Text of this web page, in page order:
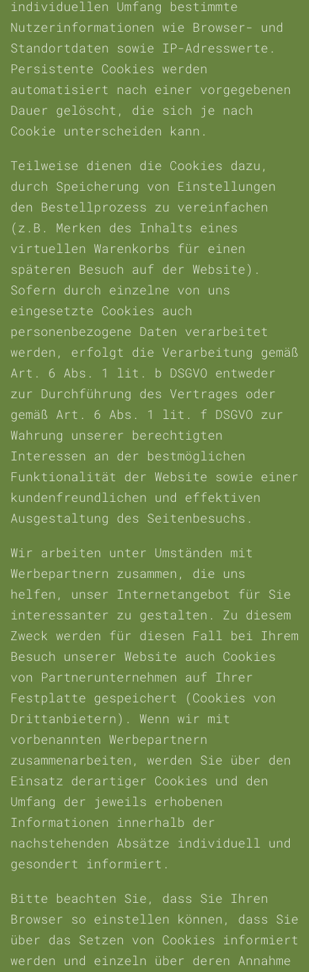
individuellen Umfang bestimmte
Nutzerinformationen wie Browser- und
Standortdaten sowie IP-Adresswerte.
Persistente Cookies werden
automatisiert nach einer vorgegebenen
Dauer gelöscht, die sich je nach
Cookie unterscheiden kann.
Teilweise dienen die Cookies dazu,
durch Speicherung von Einstellungen
den Bestellprozess zu vereinfachen
(z.B. Merken des Inhalts eines
virtuellen Warenkorbs für einen
späteren Besuch auf der Website).
Sofern durch einzelne von uns
eingesetzte Cookies auch
personenbezogene Daten verarbeitet
werden, erfolgt die Verarbeitung gemäß
Art. 6 Abs. 1 lit. b DSGVO entweder
zur Durchführung des Vertrages oder
gemäß Art. 6 Abs. 1 lit. f DSGVO zur
Wahrung unserer berechtigten
Interessen an der bestmöglichen
Funktionalität der Website sowie einer
kundenfreundlichen und effektiven
Ausgestaltung des Seitenbesuchs.
Wir arbeiten unter Umständen mit
Werbepartnern zusammen, die uns
helfen, unser Internetangebot für Sie
interessanter zu gestalten. Zu diesem
Zweck werden für diesen Fall bei Ihrem
Besuch unserer Website auch Cookies
von Partnerunternehmen auf Ihrer
Festplatte gespeichert (Cookies von
Drittanbietern). Wenn wir mit
vorbenannten Werbepartnern
zusammenarbeiten, werden Sie über den
Einsatz derartiger Cookies und den
Umfang der jeweils erhobenen
Informationen innerhalb der
nachstehenden Absätze individuell und
gesondert informiert.
Bitte beachten Sie, dass Sie Ihren
Browser so einstellen können, dass Sie
über das Setzen von Cookies informiert
werden und einzeln über deren Annahme